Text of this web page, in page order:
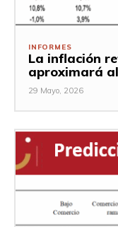
INFORMES
La inflación
aproximará
29 Mayo, 2026